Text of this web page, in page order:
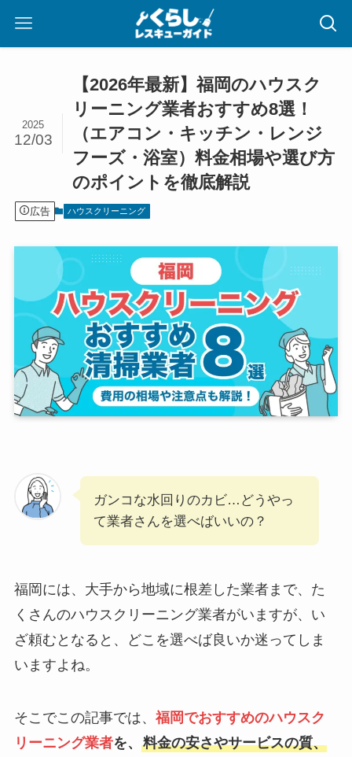
【2026年最新】福岡のハウスク
リーニング業者おすすめ8選！
（エアコン・キッチン・レンジ
フーズ・浴室）料金相場や選び方
のポイントを徹底解説
2025
12/03
広告 ハウスクリーニング
ガンコな水回りのカビ…どうやっ
て業者さんを選べばいいの？
福岡には、大手から地域に根差した業者まで、た
くさんのハウスクリーニング業者がいますが、い
ざ頼むとなると、どこを選べば良いか迷ってしま
いますよね。
そこでこの記事では、 福岡でおすすめのハウスク
リーニング業者を、 料金の安さやサービスの質、